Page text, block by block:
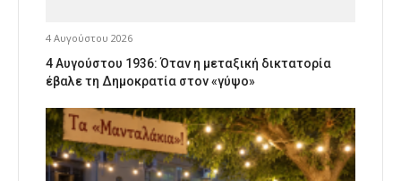
4 Αυγούστου 2026
4 Αυγούστου 1936: Όταν η μεταξική δικτατορία
έβαλε τη Δημοκρατία στον «γύψο»